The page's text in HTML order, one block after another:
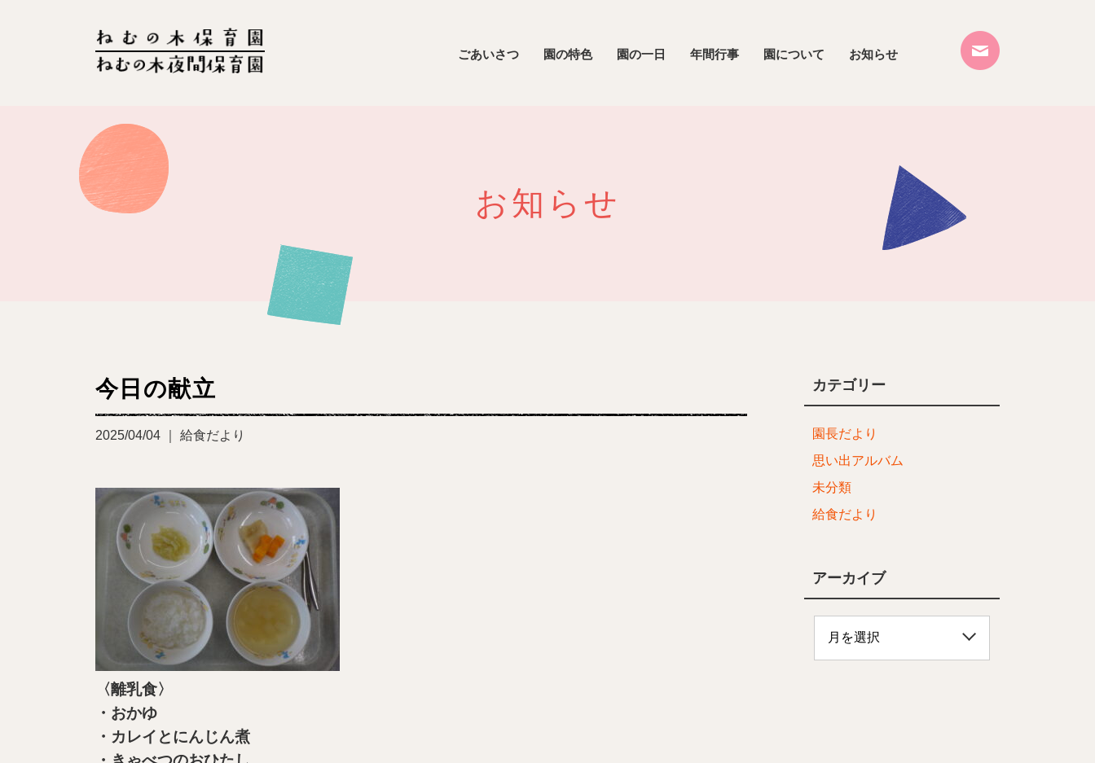
ごあいさつ 園の特色 園の一日 年間行事 園について お知らせ
お知らせ
今日の献立
2025/04/04 ｜ 給食だより
〈離乳食〉
・おかゆ
・カレイとにんじん煮
カテゴリー
園長だより
思い出アルバム
未分類
給食だより
アーカイブ